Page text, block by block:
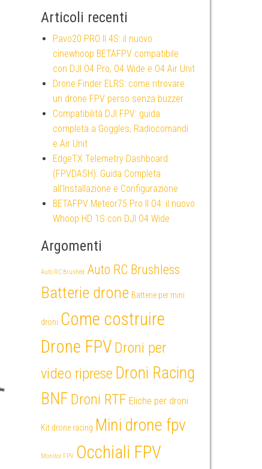
Articoli recenti
Pavo20 PRO II 4S: il nuovo
cinewhoop BETAFPV compatibile
con DJI O4 Pro, O4 Wide e O4 Air Unit
Drone Finder ELRS: come ritrovare
un drone FPV perso senza buzzer
Compatibilità DJI FPV: guida
completa a Goggles, Radiocomandi
e Air Unit
EdgeTX Telemetry Dashboard
(FPVDASH): Guida Completa
all’Installazione e Configurazione
BETAFPV Meteor75 Pro II O4: il nuovo
Whoop HD 1S con DJI O4 Wide
Argomenti
Auto RC Brushed Auto RC Brushless
Batterie drone Batterie per mini
droni Come costruire
Drone FPV Droni per
video riprese Droni Racing
BNF Droni RTF Eliche per droni
Kit drone racing Mini drone fpv
Monitor FPV Occhiali FPV